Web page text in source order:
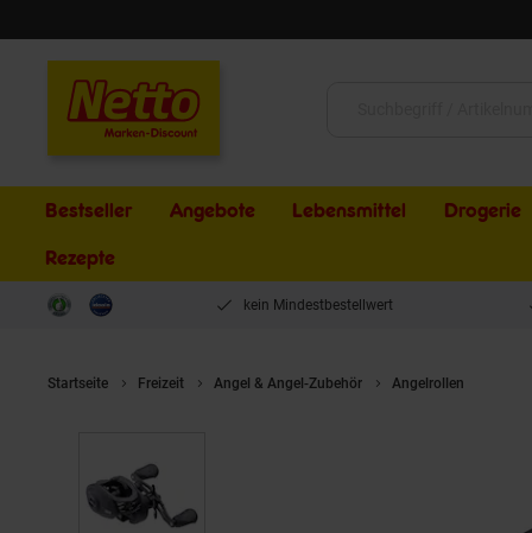
Bestseller Angebote Lebensmittel Drogerie
Rezepte
kein Mindestbestellwert
Startseite Freizeit Angel & Angel-Zubehör Angelrollen